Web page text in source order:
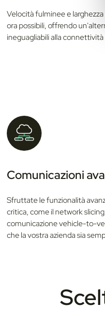
Velocità fulminee e
ora possibili, offrendo
ineguagliabili alla connettività
Comunicazioni
Sfruttate le funzionalità
critica, come il network
comunicazione vehicle-to-
che la vostra azienda sia